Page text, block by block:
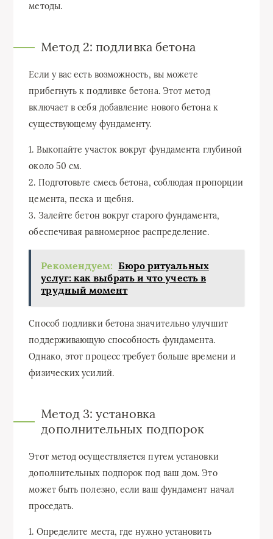
методы.
Метод 2: подливка бетона
Если у вас есть возможность, вы можете
прибегнуть к подливке бетона. Этот метод
включает в себя добавление нового бетона к
существующему фундаменту.
1. Выкопайте участок вокруг фундамента глубиной
около 50 см.
2. Подготовьте смесь бетона, соблюдая пропорции
цемента, песка и щебня.
3. Залейте бетон вокруг старого фундамента,
обеспечивая равномерное распределение.
Рекомендуем: Бюро ритуальных
услуг: как выбрать и что учесть в
трудный момент
Способ подливки бетона значительно улучшит
поддерживающую способность фундамента.
Однако, этот процесс требует больше времени и
физических усилий.
Метод 3: установка
дополнительных подпорок
Этот метод осуществляется путем установки
дополнительных подпорок под ваш дом. Это
может быть полезно, если ваш фундамент начал
проседать.
1. Определите места, где нужно установить